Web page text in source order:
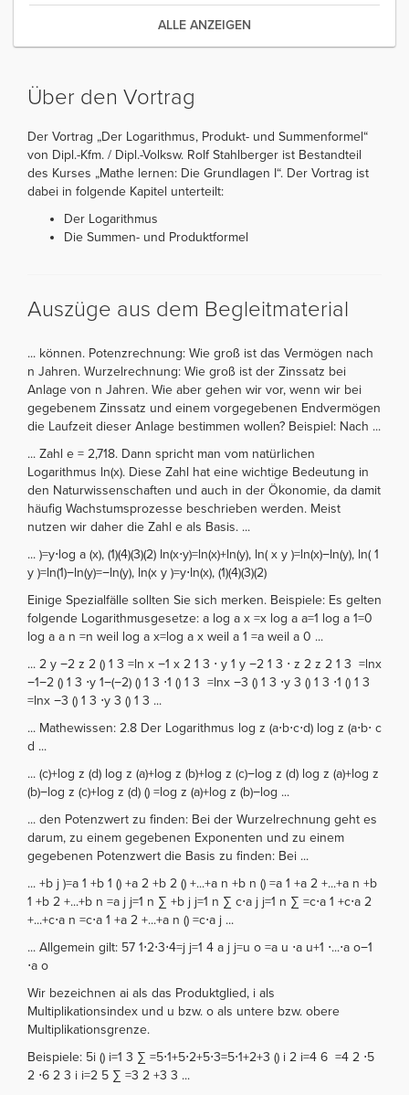
ALLE ANZEIGEN
Über den Vortrag
Der Vortrag „Der Logarithmus, Produkt- und Summenformel“
von Dipl.-Kfm. / Dipl.-Volksw. Rolf Stahlberger ist Bestandteil
des Kurses „Mathe lernen: Die Grundlagen I“. Der Vortrag ist
dabei in folgende Kapitel unterteilt:
Der Logarithmus
Die Summen- und Produktformel
Auszüge aus dem Begleitmaterial
... können. Potenzrechnung: Wie groß ist das Vermögen nach
n Jahren. Wurzelrechnung: Wie groß ist der Zinssatz bei
Anlage von n Jahren. Wie aber gehen wir vor, wenn wir bei
gegebenem Zinssatz und einem vorgegebenen Endvermögen
die Laufzeit dieser Anlage bestimmen wollen? Beispiel: Nach ...
... Zahl e = 2,718. Dann spricht man vom natürlichen
Logarithmus ln(x). Diese Zahl hat eine wichtige Bedeutung in
den Naturwissenschaften und auch in der Ökonomie, da damit
häufig Wachstumsprozesse beschrieben werden. Meist
nutzen wir daher die Zahl e als Basis. ...
... )=y⋅log a (x), (1)(4)(3)(2) ln(x⋅y)=ln(x)+ln(y), ln( x y )=ln(x)−ln(y), ln( 1
y )=ln(1)−ln(y)=−ln(y), ln(x y )=y⋅ln(x), (1)(4)(3)(2)
Einige Spezialfälle sollten Sie sich merken. Beispiele: Es gelten
folgende Logarithmusgesetze: a log a x =x log a a=1 log a 1=0
log a a n =n weil log a x=log a x weil a 1 =a weil a 0 ...
... 2 y −2 z 2 () 1 3 =ln x −1 x 2 1 3 ⋅ y 1 y −2 1 3 ⋅ z 2 z 2 1 3 =lnx
−1−2 () 1 3 ⋅y 1−(−2) () 1 3 ⋅1 () 1 3 =lnx −3 () 1 3 ⋅y 3 () 1 3 ⋅1 () 1 3
=lnx −3 () 1 3 ⋅y 3 () 1 3 ...
... Mathewissen: 2.8 Der Logarithmus log z (a⋅b⋅c⋅d) log z (a⋅b⋅ c
d ...
... (c)+log z (d) log z (a)+log z (b)+log z (c)−log z (d) log z (a)+log z
(b)−log z (c)+log z (d) () =log z (a)+log z (b)−log ...
... den Potenzwert zu finden: Bei der Wurzelrechnung geht es
darum, zu einem gegebenen Exponenten und zu einem
gegebenen Potenzwert die Basis zu finden: Bei ...
... +b j )=a 1 +b 1 () +a 2 +b 2 () +...+a n +b n () =a 1 +a 2 +...+a n +b
1 +b 2 +...+b n =a j j=1 n ∑ +b j j=1 n ∑ c⋅a j j=1 n ∑ =c⋅a 1 +c⋅a 2
+...+c⋅a n =c⋅a 1 +a 2 +...+a n () =c⋅a j ...
... Allgemein gilt: 57 1⋅2⋅3⋅4=j j=1 4 a j j=u o =a u ⋅a u+1 ⋅...⋅a o−1
⋅a o
Wir bezeichnen ai als das Produktglied, i als
Multiplikationsindex und u bzw. o als untere bzw. obere
Multiplikationsgrenze.
Beispiele: 5i () i=1 3 ∑ =5⋅1+5⋅2+5⋅3=5⋅1+2+3 () i 2 i=4 6 =4 2 ⋅5
2 ⋅6 2 3 i i=2 5 ∑ =3 2 +3 3 ...